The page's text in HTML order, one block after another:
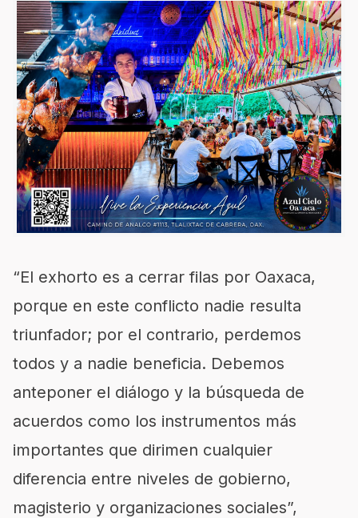
“El exhorto es a cerrar filas por Oaxaca,
porque en este conflicto nadie resulta
triunfador; por el contrario, perdemos
todos y a nadie beneficia. Debemos
anteponer el diálogo y la búsqueda de
acuerdos como los instrumentos más
importantes que dirimen cualquier
diferencia entre niveles de gobierno,
magisterio y organizaciones sociales”,